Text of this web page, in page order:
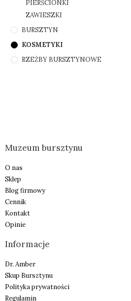
PIERŚCIONKI
ZAWIESZKI
BURSZTYN
KOSMETYKI
RZEŹBY BURSZTYNOWE
Muzeum bursztynu
O nas
Sklep
Blog firmowy
Cennik
Kontakt
Opinie
Informacje
Dr. Amber
Skup Bursztynu
Polityka prywatności
Regulamin